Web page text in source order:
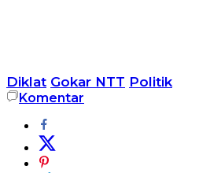
Diklat Gokar NTT Politik
Komentar